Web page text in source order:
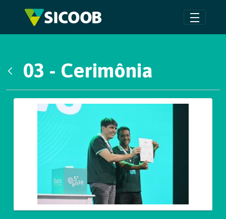
Pular para o Conteúdo principal
03 - Cerimônia
Galeria de Mídias